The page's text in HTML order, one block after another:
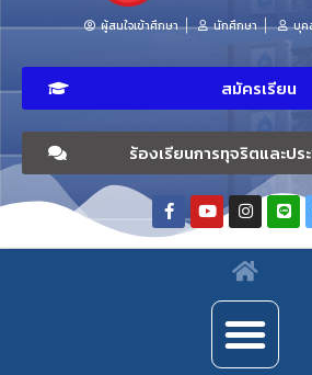
ผู้สนใจเข้าศึกษา นักศึกษา บุค
สมัครเรียน
ร้องเรียนการทุจริตและป